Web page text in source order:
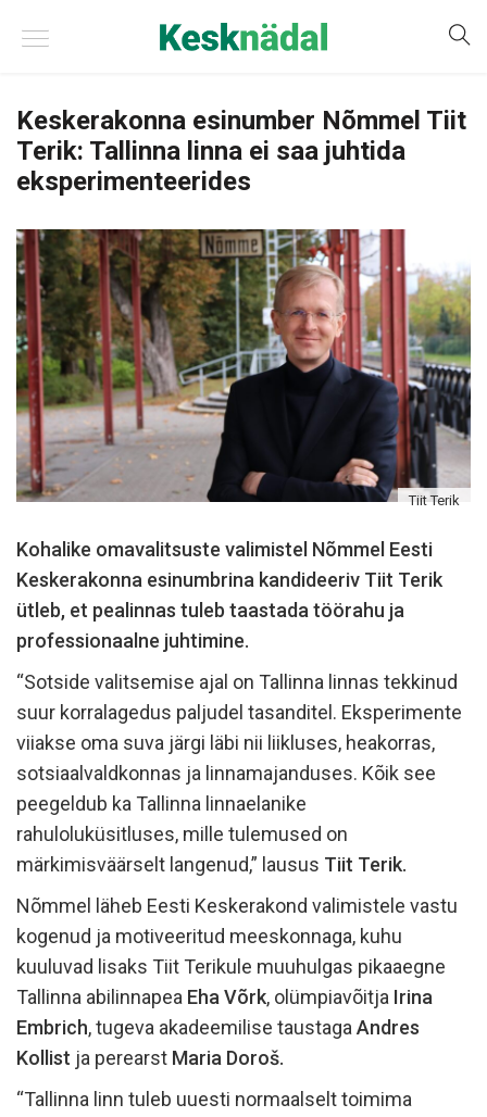
Keskerakonna esinumber Nõmmel Tiit
Terik: Tallinna linna ei saa juhtida
eksperimenteerides
Tiit Terik
Kohalike omavalitsuste valimistel Nõmmel Eesti
Keskerakonna esinumbrina kandideeriv Tiit Terik
ütleb, et pealinnas tuleb taastada töörahu ja
professionaalne juhtimine.
“Sotside valitsemise ajal on Tallinna linnas tekkinud
suur korralagedus paljudel tasanditel. Eksperimente
viiakse oma suva järgi läbi nii liikluses, heakorras,
sotsiaalvaldkonnas ja linnamajanduses. Kõik see
peegeldub ka Tallinna linnaelanike
rahuloluküsitluses, mille tulemused on
märkimisväärselt langenud,” lausus Tiit Terik.
Nõmmel läheb Eesti Keskerakond valimistele vastu
kogenud ja motiveeritud meeskonnaga, kuhu
kuuluvad lisaks Tiit Terikule muuhulgas pikaaegne
Tallinna abilinnapea Eha Võrk, olümpiavõitja Irina
Embrich, tugeva akadeemilise taustaga Andres
Kollist ja perearst Maria Doroš.
“Tallinna linn tuleb uuesti normaalselt toimima